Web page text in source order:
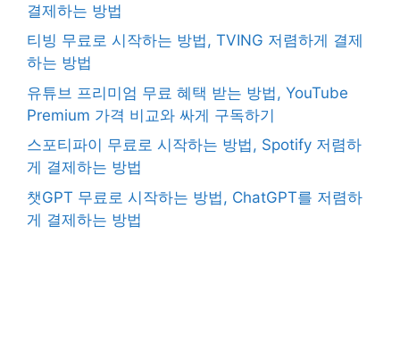
결제하는 방법
티빙 무료로 시작하는 방법, TVING 저렴하게 결제
하는 방법
유튜브 프리미엄 무료 혜택 받는 방법, YouTube
Premium 가격 비교와 싸게 구독하기
스포티파이 무료로 시작하는 방법, Spotify 저렴하
게 결제하는 방법
챗GPT 무료로 시작하는 방법, ChatGPT를 저렴하
게 결제하는 방법